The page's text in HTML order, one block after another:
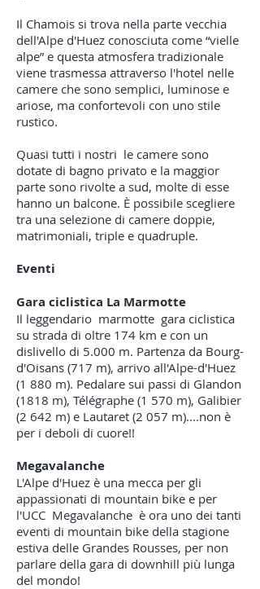
Il Chamois si trova nella parte vecchia
dell'Alpe d'Huez conosciuta come “vielle
alpe” e questa atmosfera tradizionale
viene trasmessa attraverso l'hotel nelle
camere che sono semplici, luminose e
ariose, ma confortevoli con uno stile
rustico.
Quasi tutti i nostri le camere sono
dotate di bagno privato e la maggior
parte sono rivolte a sud, molte di esse
hanno un balcone. È possibile scegliere
tra una selezione di camere doppie,
matrimoniali, triple e quadruple.
Eventi
Gara ciclistica La Marmotte
Il leggendario marmotte gara ciclistica
su strada di oltre 174 km e con un
dislivello di 5.000 m. Partenza da Bourg-
d'Oisans (717 m), arrivo all'Alpe-d'Huez
(1 880 m). Pedalare sui passi di Glandon
(1818 m), Télégraphe (1 570 m), Galibier
(2 642 m) e Lautaret (2 057 m)....non è
per i deboli di cuore!!
Megavalanche
L'Alpe d'Huez è una mecca per gli
appassionati di mountain bike e per
l'UCC Megavalanche è ora uno dei tanti
eventi di mountain bike della stagione
estiva delle Grandes Rousses, per non
parlare della gara di downhill più lunga
del mondo!